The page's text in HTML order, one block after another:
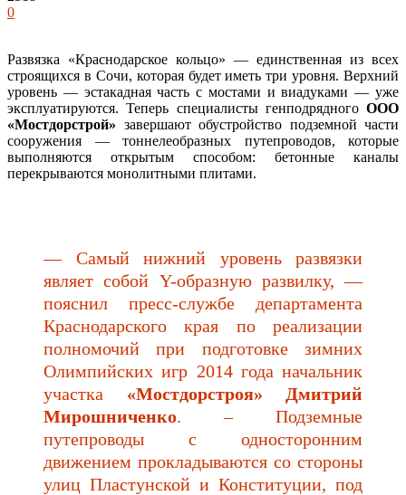
0
Развязка «Краснодарское кольцо» — единственная из всех
строящихся в Сочи, которая будет иметь три уровня. Верхний
уровень — эстакадная часть с мостами и виадуками — уже
эксплуатируются. Теперь специалисты генподрядногоООО
«Мостдорстрой» завершают обустройство подземной части
сооружения — тоннелеобразных путепроводов, которые
выполняются открытым способом: бетонные каналы
перекрываются монолитными плитами.
— Самый нижний уровень развязки
являет собой Y-образную развилку, —
пояснил пресс-службе департамента
Краснодарского края по реализации
полномочий при подготовке зимних
Олимпийских игр 2014 года начальник
участка «Мостдорстроя» Дмитрий
Мирошниченко. – Подземные
путепроводы с односторонним
движением прокладываются со стороны
улиц Пластунской и Конституции, под